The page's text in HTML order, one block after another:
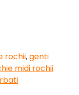
rochii,genti
midi rochii